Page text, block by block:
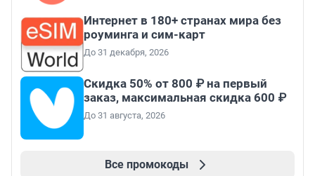
Интернет в 180+ странах мира без
роуминга и сим-карт
До 31 декабря, 2026
Скидка 50% от 800 ₽ на первый
заказ, максимальная скидка 600 ₽
До 31 августа, 2026
Все промокоды